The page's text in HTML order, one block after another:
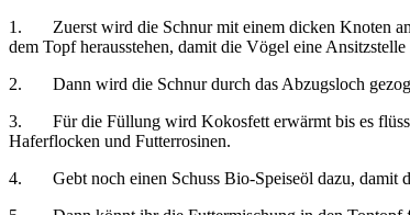
1. Zuerst wird die Schnur mit einem dicken Knoten am
dem Topf herausstehen, damit die Vögel eine Ansitzstelle
2. Dann wird die Schnur durch das Abzugsloch
3. Für die Füllung wird Kokosfett erwärmt bis es
Haferflocken und Futterrosinen.
4. Gebt noch einen Schuss Bio-Speiseöl dazu, damit